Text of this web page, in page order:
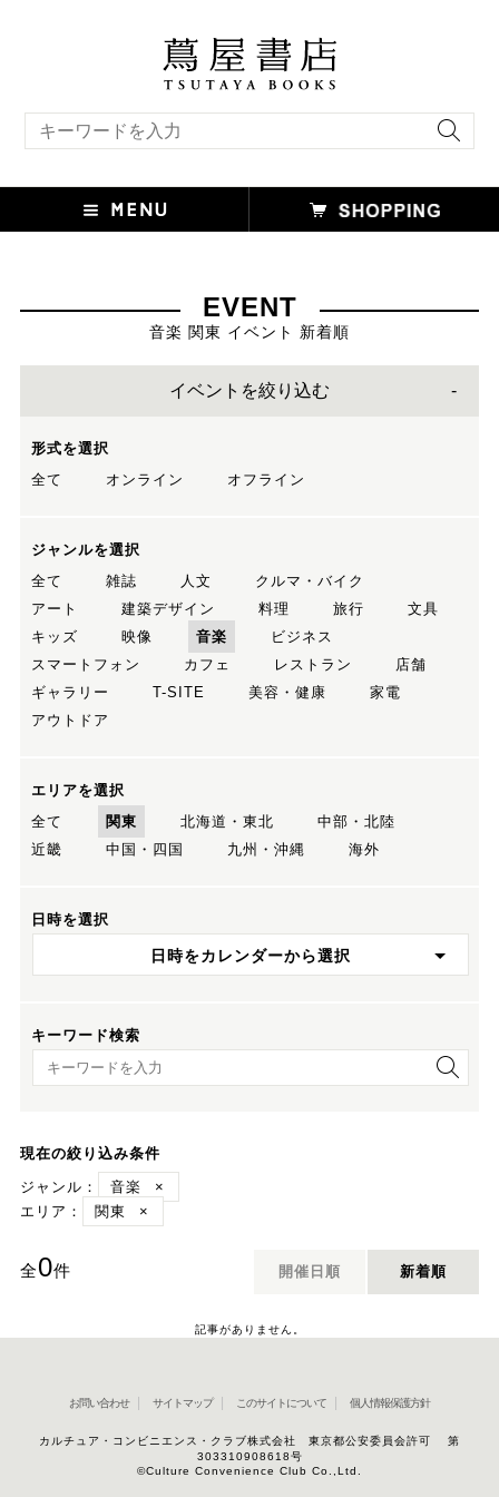
EVENT
音楽 関東 イベント 新着順
イベントを絞り込む
形式を選択
全て
オンライン オフライン
ジャンルを選択
全て
雑誌 人文
クルマ・バイク
アート
建築デザイン 料理 旅行
文具
キッズ
映像 音楽
ビジネス
スマートフォン
カフェ レストラン
店舗
ギャラリー
T-SITE 美容・健康
家電
アウトドア
エリアを選択
全て
関東 北海道・東北
中部・北陸
近畿
中国・四国 九州・沖縄 海外
日時を選択
日時をカレンダーから選択
キーワード検索
キーワード検索
現在の絞り込み条件
ジャンル：
音楽
×
エリア：
関東 ×
全0件 開催日順 新着順
記事がありません。
お問い合わせ サイトマップ このサイトについて 個人情報保護方針
カルチュア・コンビニエンス・クラブ株式会社 東京都公安委員会許可 第
303310908618号
©Culture Convenience Club Co.,Ltd.